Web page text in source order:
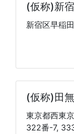
(仮称)新
新宿区早稲
(仮称)田
東京都西東
322番-7,